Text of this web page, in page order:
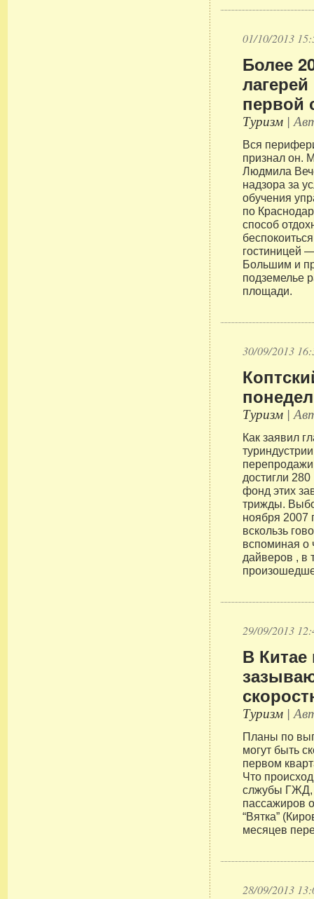
01/10/2013
Более
первой
Туризм |
Вся
признал он.
Людмила
надзора за
обучения
по
способ
гостиницей
Большим и
подземелье
площади.
30/09/2013
Туризм |
Как заявил
перепродажи
достигли
фонд этих
трижды.
ноября 2007
вскользь
вспоминая о
дайверов , в
29/09/2013
В Китае
Туризм |
Планы по
могут быть
первом
Что
слжубы ГЖД,
пассажиров
“Вятка”
месяцев
28/09/2013